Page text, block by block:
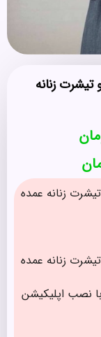
زنانه
زنانه عمده
زنانه عمده
نصب اپلیکیشن